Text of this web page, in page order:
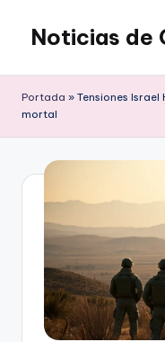
Saltar
contenido
Noticias de
Portada » Tensiones
mortal